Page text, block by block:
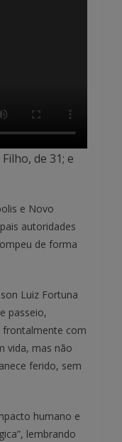
de 31; e
e Novo
autoridades
de forma
Luiz Fortuna
passeio,
frontalmente com
vida, mas não
ferido, sem
humano e
lembrando